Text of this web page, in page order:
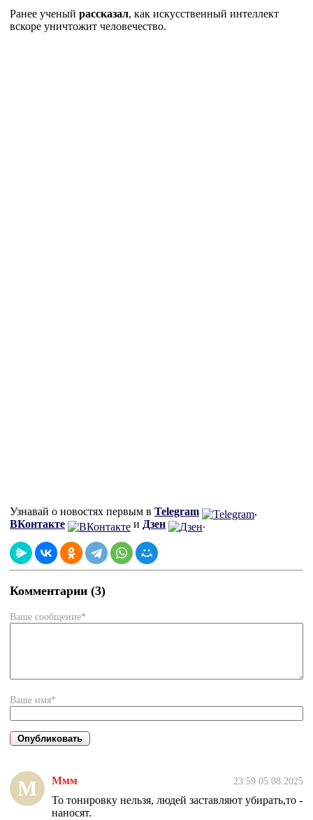
Ранее ученый рассказал, как искусственный интеллект
вскоре уничтожит человечество.
Узнавай о новостях первым в Telegram
,
ВКонтакте
и Дзен .
Комментарии (3)
Ваше сообщение*
Ваше имя*
М Ммм 23:59 05.08.2025
То тонировку нельзя, людей заставляют убирать,то -
наносят.